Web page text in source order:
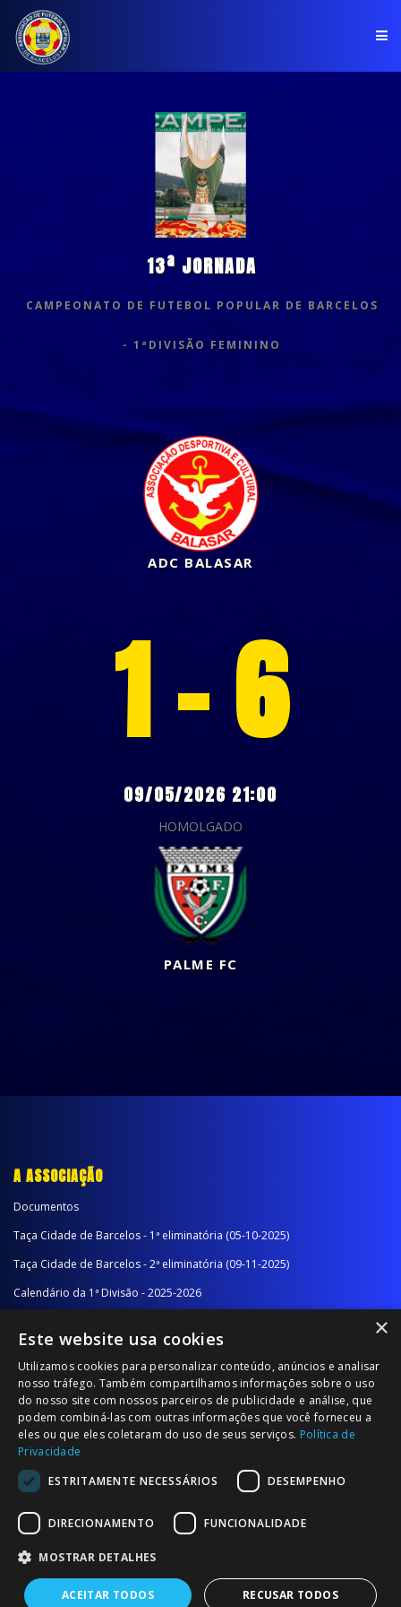
CLUBES
13ª JORNADA
CAMPEONATO DE FUTEBOL POPULAR DE BARCELOS
- 1ªDIVISÃO FEMININO
ADC BALASAR
1 - 6
09/05/2026 21:00
HOMOLGADO
PALME FC
A ASSOCIAÇÃO
Documentos
Taça Cidade de Barcelos - 1ª eliminatória (05-10-2025)
Taça Cidade de Barcelos - 2ª eliminatória (09-11-2025)
Calendário da 1ª Divisão - 2025-2026
Calendário da 2ª Divisão - Série B - 2025-2026
Calendário da Época
NOTÍCIAS/COMUNICADOS
Notícias
Comunicados
© 2026 Associação Futebol Popular Barcelos
×
Este website usa cookies
Utilizamos cookies para personalizar conteúdo, anúncios e analisar
nosso tráfego. Também compartilhamos informações sobre o uso
do nosso site com nossos parceiros de publicidade e análise, que
podem combiná-las com outras informações que você forneceu a
eles ou que eles coletaram do uso de seus serviços. Política de
Privacidade
ESTRITAMENTE NECESSÁRIOS
DESEMPENHO
DIRECIONAMENTO FUNCIONALIDADE
MOSTRAR DETALHES
ACEITAR TODOS RECUSAR TODOS